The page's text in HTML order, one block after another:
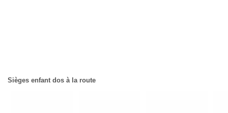
Sièges enfant dos à la route